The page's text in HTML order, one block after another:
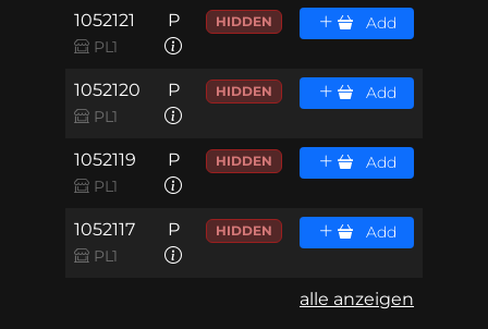
1052121
PL1
P HIDDEN Add
1052120
PL1
P HIDDEN Add
1052119
PL1
P HIDDEN Add
1052117
PL1
P HIDDEN Add
alle anzeigen